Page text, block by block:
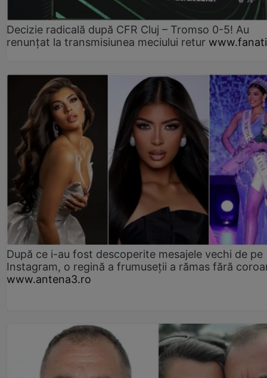
Decizie radicală după CFR Cluj – Tromso 0-5! Au
renunțat la transmisiunea meciului retur
După ce i-au fost descoperite mesajele vechi de pe
Instagram, o regină a frumuseții a rămas fără
www.antena3.ro